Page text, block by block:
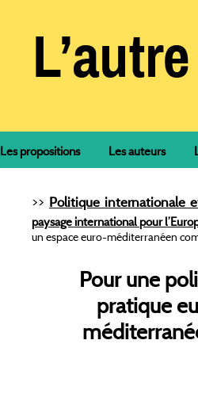
Les propositions Les auteurs
>> Politique internationale
paysage international pour
un espace euro-méditerranéen
Pour une
pratique